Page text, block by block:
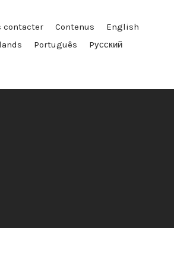
contacter Contenus
English
Português Pусский